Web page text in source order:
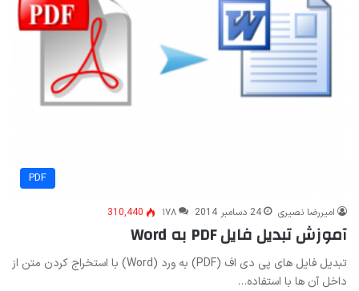
PDF
امیررضا نصیری 24 دسامبر 2014 ۱۷۸ 310,440
آموزش تبدیل فایل PDF به Word
تبدیل فایل های پی دی اف (PDF) به ورد (Word) با استخراج کردن متن از
داخل آن ها با استفاده…